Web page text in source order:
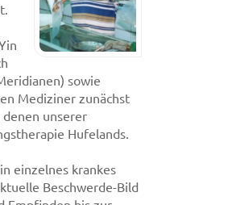
sowie
Mediziner zunächst
unserer
Hufelands.
einzelnes krankes
Beschwerde-Bild